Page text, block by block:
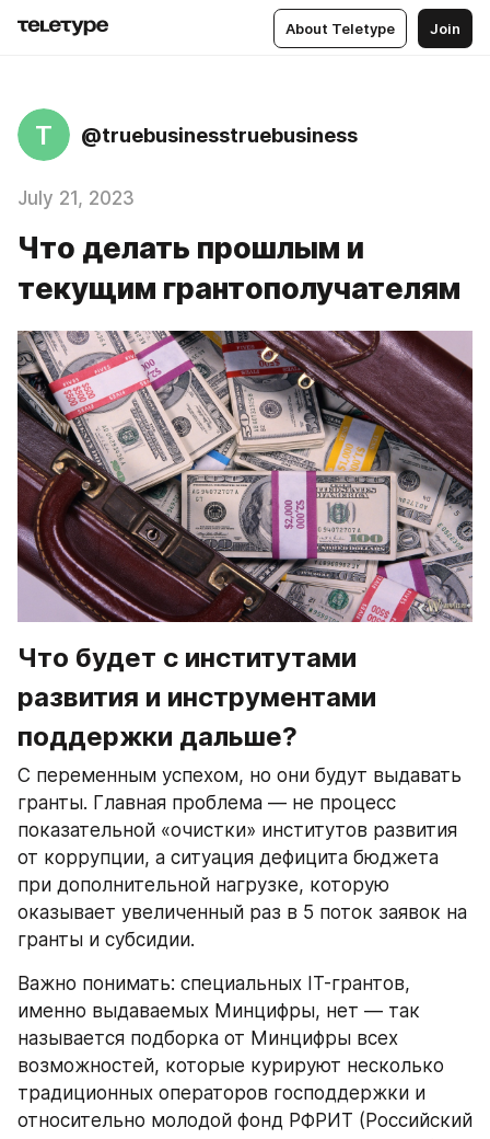
About Teletype Join
T @truebusinesstruebusiness
July 21, 2023
Что делать прошлым и
текущим грантополучателям
Что будет с институтами
развития и инструментами
поддержки дальше?
С переменным успехом, но они будут выдавать
гранты. Главная проблема — не процесс
показательной «очистки» институтов развития
от коррупции, а ситуация дефицита бюджета
при дополнительной нагрузке, которую
оказывает увеличенный раз в 5 поток заявок на
гранты и субсидии.
Важно понимать: специальных IT-грантов,
именно выдаваемых Минцифры, нет — так
называется подборка от Минцифры всех
возможностей, которые курируют несколько
традиционных операторов господдержки и
относительно молодой фонд РФРИТ (Российский